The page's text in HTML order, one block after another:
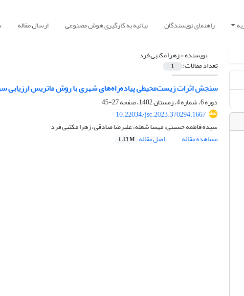
راهنمای نویسندگان بیانیه به کارگیری هوش مصنوعی ارسال مقاله
نویسنده =زهرا مکتبی فرد
تعداد مقالات: 1
سنجش اثرات زیست‌محیطی پیاده‌راه‌های شهری با روش ماتریس ارزیابی
دوره 6، شماره 4، زمستان 1402، صفحه
27-45
10.22034/jsc.2023.370294.1667
سیده فاطمه حسینی، مهسا شعله، علیرضا صادقی، زهرا مکتبی فرد
مشاهده مقاله
اصل مقاله 1.13 M